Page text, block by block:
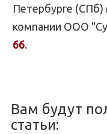
Петербурге
компании ООО
66.
Вам будут
статьи: